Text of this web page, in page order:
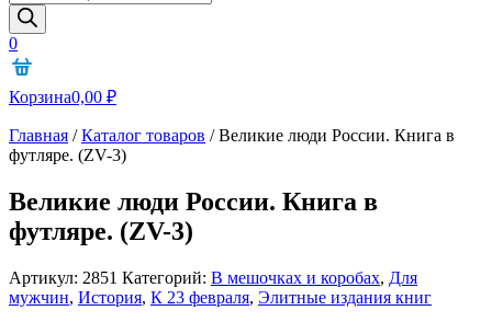
товаров
0
Корзина0,00 ₽
Главная /Каталог товаров /Великие люди России. Книга в
футляре. (ZV-3)
Великие люди России. Книга в
футляре. (ZV-3)
Артикул: 2851 Категорий: В мешочках и коробах, Для
мужчин, История, К 23 февраля, Элитные издания книг